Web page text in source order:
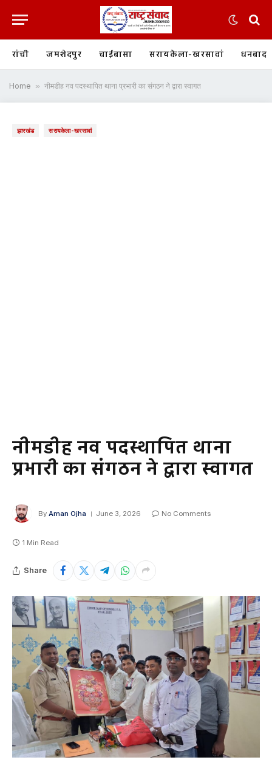
रांची जमशेदपुर चाईबासा सरायकेला-खरसावां धनबाद
Home » नीमडीह नव पदस्थापित थाना प्रभारी का संगठन ने द्वारा स्वागत
झारखंड सरायकेला-खरसावां
नीमडीह नव पदस्थापित थाना
प्रभारी का संगठन ने द्वारा स्वागत
By Aman Ojha June 3, 2026 No Comments
1 Min Read
Share